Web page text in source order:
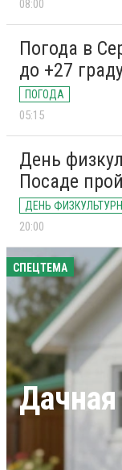
08:00
Погода в
до +27
ПОГОДА
05:15
День
Посаде
ДЕНЬ
20:00
СПЕЦТЕМА
Дачная